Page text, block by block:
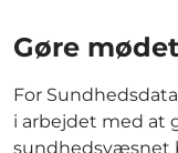
Gøre
For
i arbejdet med at
sundhedsvæsnet